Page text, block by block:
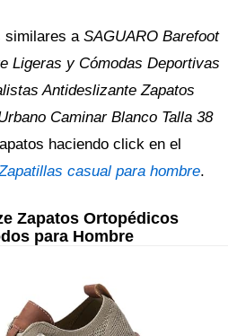
similares a SAGUARO Barefoot
Ligeras y Cómodas Deportivas
Antideslizante Zapatos
Caminar Blanco Talla 38
haciendo click en el
casual para hombre.
Zapatos Ortopédicos
para Hombre